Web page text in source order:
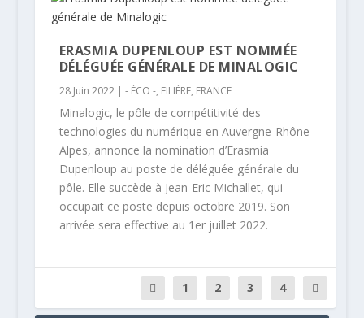
ERASMIA DUPENLOUP EST NOMMÉE
DÉLÉGUÉE GÉNÉRALE DE MINALOGIC
28 Juin 2022| - ÉCO -, FILIÈRE, FRANCE
Minalogic, le pôle de compétitivité des
technologies du numérique en Auvergne-Rhône-
Alpes, annonce la nomination d’Erasmia
Dupenloup au poste de déléguée générale du
pôle. Elle succède à Jean-Eric Michallet, qui
occupait ce poste depuis octobre 2019. Son
arrivée sera effective au 1er juillet 2022.
1 2 3 4